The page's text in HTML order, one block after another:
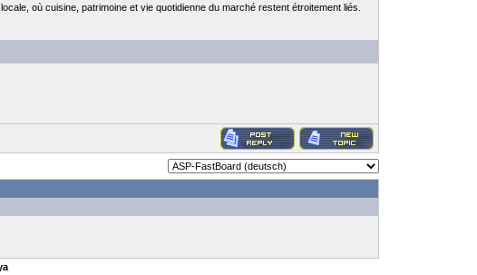
où cuisine, patrimoine et vie quotidienne du marché restent étroitement liés.